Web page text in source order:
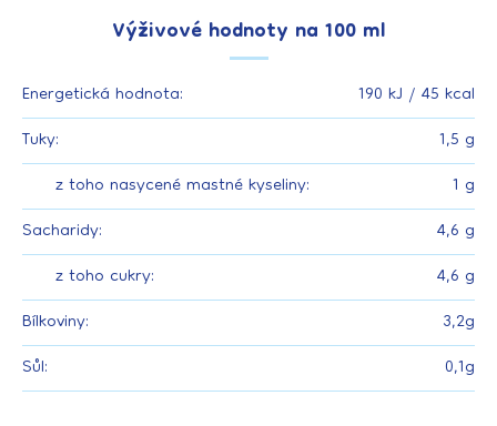
Výživové hodnoty na 100 ml
Energetická hodnota:
190 kJ / 45 kcal
Tuky:
1,5 g
z toho nasycené mastné kyseliny:
1 g
Sacharidy:
4,6 g
z toho cukry:
4,6 g
Bílkoviny:
3,2g
Sůl:
0,1g